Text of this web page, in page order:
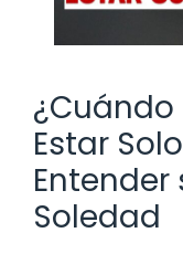
¿Cuándo
Estar
Soledad